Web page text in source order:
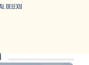
DELEXU